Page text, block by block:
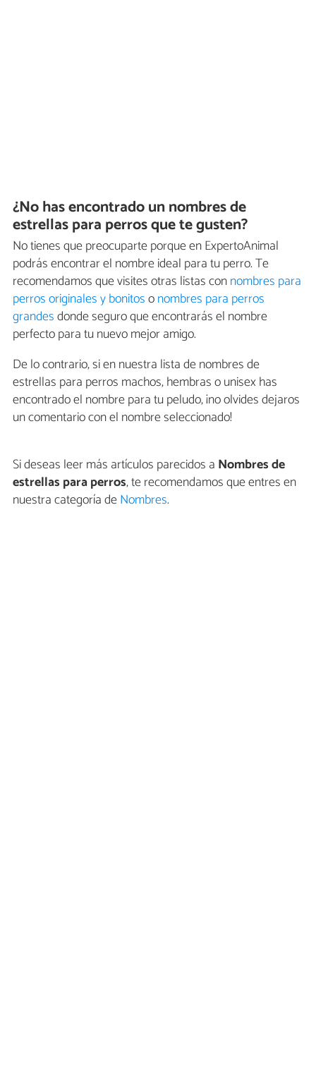
¿No has encontrado un nombres de
estrellas para perros que te gusten?
No tienes que preocuparte porque en ExpertoAnimal
podrás encontrar el nombre ideal para tu perro. Te
recomendamos que visites otras listas connombres para
perros originales y bonitosonombres para perros
grandesdonde seguro que encontrarás el nombre
perfecto para tu nuevo mejor amigo.
De lo contrario, si en nuestra lista de nombres de
estrellas para perros machos, hembras o unisex has
encontrado el nombre para tu peludo, ¡no olvides dejaros
un comentario con el nombre seleccionado!
Si deseas leer más artículos parecidos a Nombres de
estrellas para perros, te recomendamos que entres en
nuestra categoría deNombres.